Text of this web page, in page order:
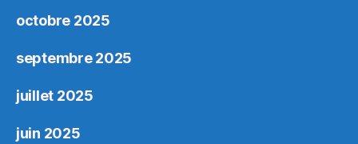
octobre 2025
septembre 2025
juillet 2025
juin 2025